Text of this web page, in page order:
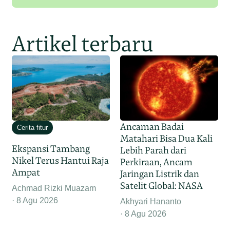
Artikel terbaru
Cerita fitur
Ekspansi Tambang
Nikel Terus Hantui Raja
Ampat
Achmad Rizki Muazam
8 Agu 2026
Ancaman Badai
Matahari Bisa Dua Kali
Lebih Parah dari
Perkiraan, Ancam
Jaringan Listrik dan
Satelit Global: NASA
Akhyari Hananto
8 Agu 2026